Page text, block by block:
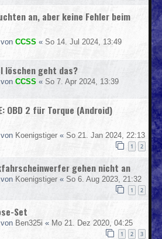
an, aber keine Fehler beim
CCSS « So 14. Jul 2024, 13:49
löschen geht das?
CCSS « So 7. Apr 2024, 13:39
OBD 2 für Torque (Android)
Koenigstiger « So 21. Jan 2024, 22:13
1 2
gehen nicht an
Koenigstiger « So 6. Aug 2023, 21:32
1 2
Set
Ben325i « Mo 21. Dez 2020, 04:25
1 2 3